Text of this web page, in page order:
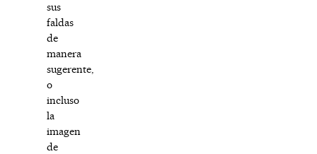
sus
faldas
de
manera
sugerente,
o
incluso
la
imagen
de